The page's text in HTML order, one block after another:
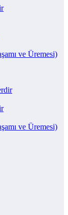
ve Üremesi)
ve Üremesi)